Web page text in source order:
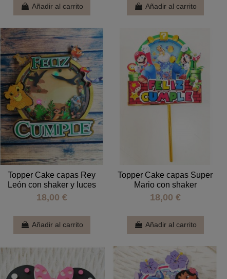
Añadir al carrito Añadir al carrito
Topper Cake capas Rey
León con shaker y luces
18,00 €
Añadir al carrito
Topper Cake capas Super
Mario con shaker
18,00 €
Añadir al carrito